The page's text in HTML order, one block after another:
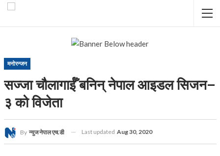
मनोरन्जन
सज्जा चौलागाईँ बनिन् नेपाल आइडल सिजन–
३ को विजेता
By न्युज नेपाल एच.डी Last updated Aug 30, 2020